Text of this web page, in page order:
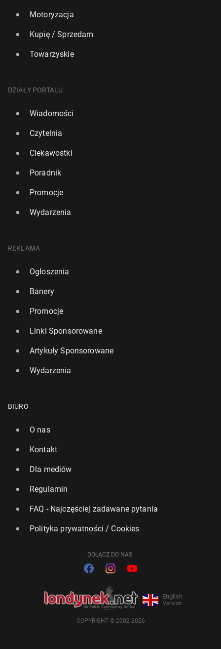
Motoryzacja
Kupię / Sprzedam
Towarzyskie
DZIAŁY PORTALU
Wiadomości
Czytelnia
Ciekawostki
Poradnik
Promocje
Wydarzenia
REKLAMA
Ogłoszenia
Banery
Promocje
Linki Sponsorowane
Artykuły Sponsorowane
Wydarzenia
BIURO
O nas
Kontakt
Dla mediów
Regulamin
FAQ - Najczęściej zadawane pytania
Polityka prywatności / Cookies
DOŁĄCZ DO NAS:
English
Version
COPYRIGHT © 2002-2026